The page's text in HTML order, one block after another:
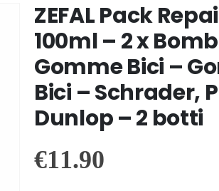
ZEFAL Pack
100ml – 2 x
Gomme Bici –
Bici – Schrader,
Dunlop – 2 botti
€11.90